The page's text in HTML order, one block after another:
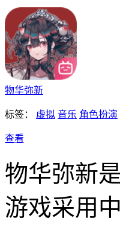
物华弥新
标签： 虚拟 音乐 角色扮演
查看
物华弥新
游戏采用